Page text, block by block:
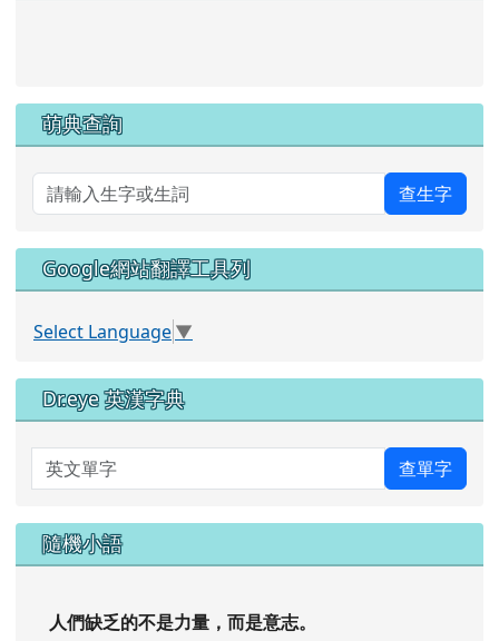
萌典查詢
查生字
Google網站翻譯工具列
Select Language▼
Dr.eye 英漢字典
英文單字 查單字
隨機小語
人們缺乏的不是力量，而是意志。